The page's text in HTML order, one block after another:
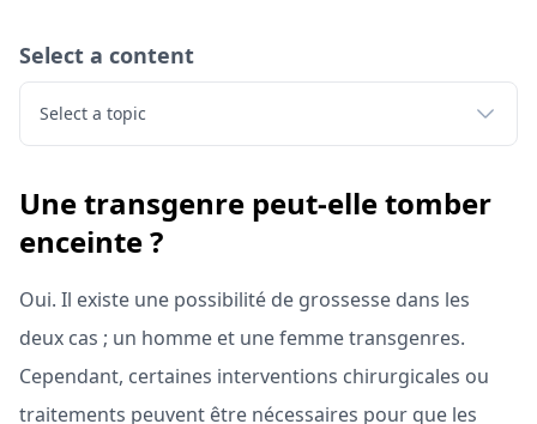
Select a content
Select a topic
Une transgenre peut-elle tomber
enceinte ?
Oui. Il existe une possibilité de grossesse dans les
deux cas ; un homme et une femme transgenres.
Cependant, certaines interventions chirurgicales ou
traitements peuvent être nécessaires pour que les